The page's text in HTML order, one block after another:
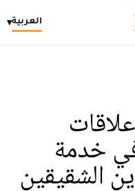
العربية▾
خدمة
الشقيقين